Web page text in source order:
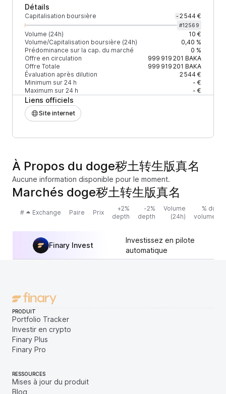
Détails
Capitalisation boursière - 2 544 €
#12569
Volume (24h)
10 €
Volume/Capitalisation boursière (24h)
0,40 %
Prédominance sur la cap. du marché
0 %
Offre en circulation
999 919 201 BAKA
Offre Totale
999 919 201 BAKA
Évaluation après dilution
2 544 €
Minimum sur 24 h
- €
Maximum sur 24 h
- €
Liens officiels
Site internet
À Propos du doge秽土转生版真名
Aucune information disponible pour le moment.
Marchés doge秽土转生版真名
# Exchange Paire Prix
+2%
depth
-2%
depth
Volume
(24h)
% du
volume
Finary Invest
Investissez en pilote
automatique
PRODUIT
Portfolio Tracker
Investir en crypto
Finary Plus
Finary Pro
RESSOURCES
Mises à jour du produit
Blog